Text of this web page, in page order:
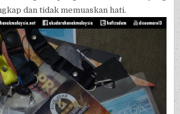
dan tidak memuaskan hati.